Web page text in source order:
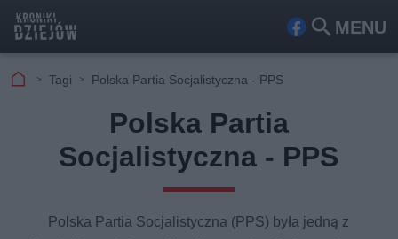
MENU
Fa Szu
Tagi Polska Partia Socjalistyczna - PPS
Polska Partia
Socjalistyczna - PPS
Polska Partia Socjalistyczna (PPS) była jedną z